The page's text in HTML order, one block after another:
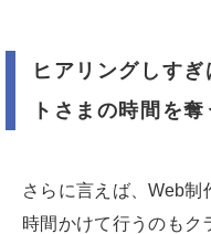
ヒアリングしす
トさまの時間を奪
さらに言えば、Web
時間かけて行うのもク